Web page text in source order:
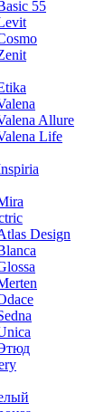
55
Allure
Life
Design